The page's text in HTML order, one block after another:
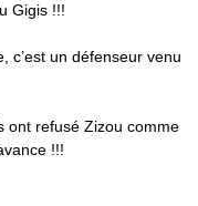
Gigis !!!
c’est un défenseur venu
ont refusé Zizou comme
!!!